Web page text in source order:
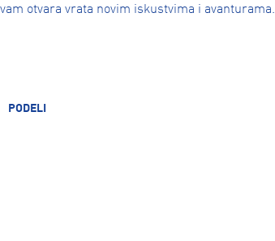
vam otvara vrata novim iskustvima i avanturama.
PODELI